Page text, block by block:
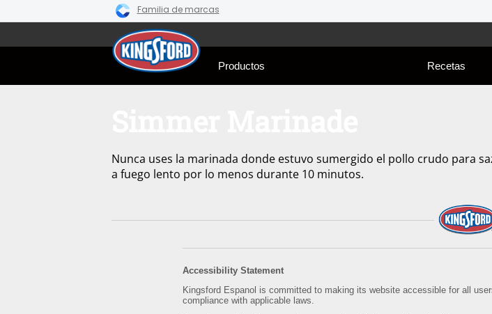
Familia de marcas
to
Productos Recetas
Nunca uses la marinada donde estuvo sumergido el pollo crudo para
a fuego lento por lo menos durante 10 minutos.
Accessibility Statement
Kingsford Espanol is committed to making its website accessible for all
compliance with applicable laws.